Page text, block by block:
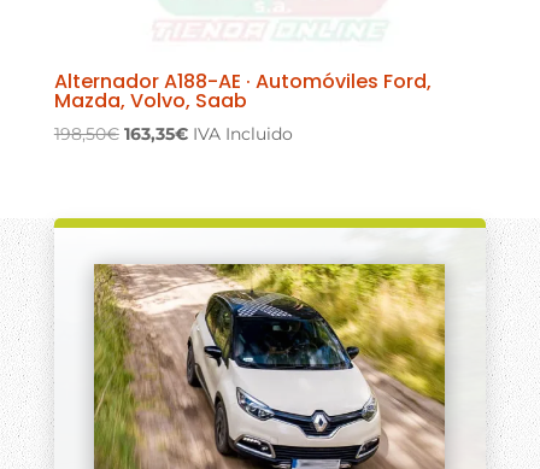
Alternador A188-AE · Automóviles Ford,
Mazda, Volvo, Saab
198,50€ El
era:
163,35€El
es:
IVA Incluido